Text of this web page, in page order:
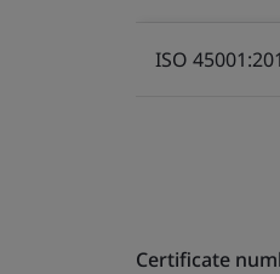
ISO
Certificate